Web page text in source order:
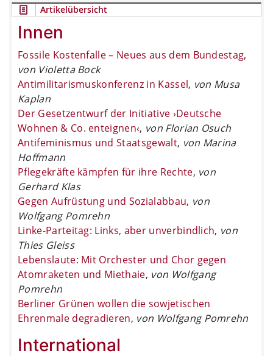
Artikelübersicht
Innen
Fossile Kostenfalle – Neues aus dem Bundestag,
von Violetta Bock
Antimilitarismuskonferenz in Kassel, von Musa
Kaplan
Der Gesetzentwurf der Initiative ›Deutsche
Wohnen & Co. enteignen‹, von Florian Osuch
Antifeminismus und Staatsgewalt, von Marina
Hoffmann
Pflegekräfte kämpfen für ihre Rechte, von
Gerhard Klas
Gegen Aufrüstung und Sozialabbau, von
Wolfgang Pomrehn
Linke-Parteitag: Links, aber unverbindlich, von
Thies Gleiss
Lebenslaute: Mit Orchester und Chor gegen
Atomraketen und Miethaie, von Wolfgang
Pomrehn
Berliner Grünen wollen die sowjetischen
Ehrenmale degradieren, von Wolfgang Pomrehn
International